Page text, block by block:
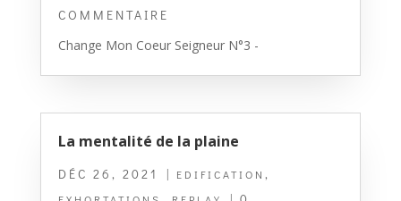
COMMENTAIRE
Change Mon Coeur Seigneur N°3 -
La mentalité de la plaine
DÉC 26, 2021 | EDIFICATION ,